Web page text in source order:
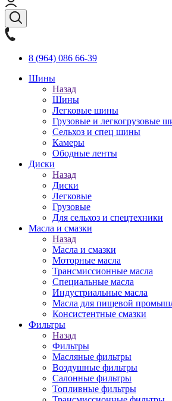
8 (964) 086 66-39
Шины
Назад
Шины
Легковые шины
Грузовые и легкогрузовые
Сельхоз и спец шины
Камеры
Ободные ленты
Диски
Назад
Диски
Легковые
Грузовые
Для сельхоз и спецтехники
Масла и смазки
Назад
Масла и смазки
Моторные масла
Трансмиссионные масла
Специальные масла
Индустриальные масла
Масла для пищевой
Консистентные смазки
Фильтры
Назад
Фильтры
Масляные фильтры
Воздушные фильтры
Салонные фильтры
Топливные фильтры